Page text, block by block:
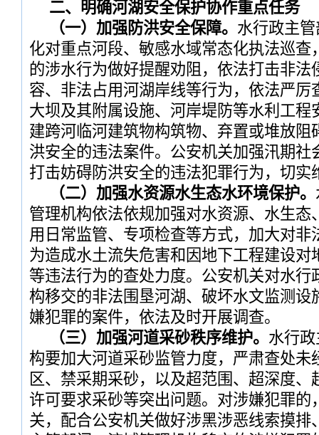
二、明确河湖安全保护协作重点任务
（一）加强防洪安全保障。 水行政主
化对重点河段、敏感水域常态化执法巡查
的涉水行为做好提醒劝阻，依法打击非法
容、非法占用河湖岸线等行为，依法严厉
大坝及其附属设施、河岸堤防等水利工程
建跨河临河建筑物构筑物、弃置或堆放阻
洪安全的违法案件。公安机关加强汛期社
打击妨碍防洪安全的违法犯罪行为，切实
（二）加强水资源水生态水环境保护。
管理机构依法依规加强对水资源、水生态
用日常监管、专项检查等方式，加大对非
为造成水土流失危害和因地下工程建设对
等违法行为的查处力度。公安机关对水行
构移交的非法围垦河湖、破坏水文监测设
嫌犯罪的案件，依法及时开展调查。
（三）加强河道采砂秩序维护。 水行
构要加大河道采砂监管力度，严肃查处未
区、禁采期采砂，以及超范围、超深度
许可要求采砂等突出问题。对涉嫌犯罪的
关，配合公安机关做好涉黑涉恶线索摸排